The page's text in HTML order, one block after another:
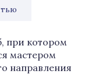
при котором
мастером
направления